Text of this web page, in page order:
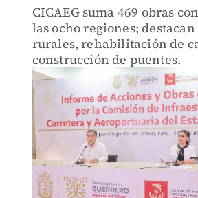
CICAEG suma 469 obras
las ocho regiones;
rurales, rehabilitación de
construcción de puentes.